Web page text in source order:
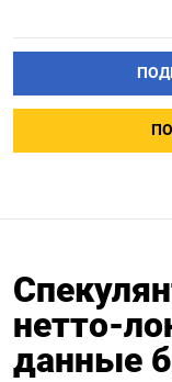
нетто-
данные